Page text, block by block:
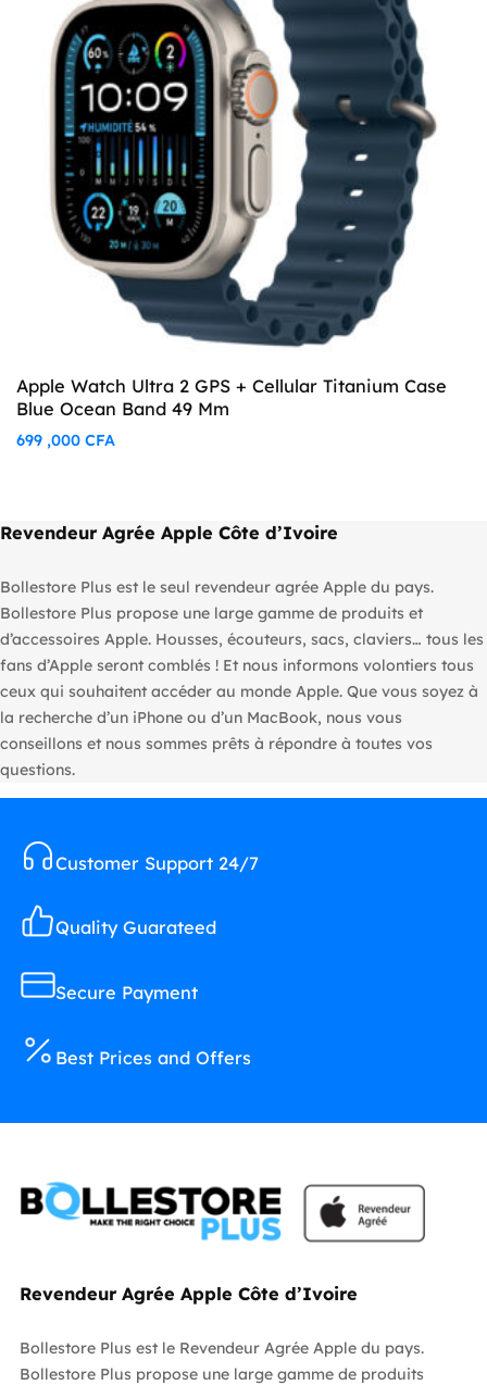
Apple Watch Ultra 2 GPS + Cellular Titanium Case
Blue Ocean Band 49 Mm
699 ,000 CFA
Revendeur Agrée Apple Côte d’Ivoire
Bollestore Plus est le seul revendeur agrée Apple du pays.
Bollestore Plus propose une large gamme de produits et
d’accessoires Apple. Housses, écouteurs, sacs, claviers… tous les
fans d’Apple seront comblés ! Et nous informons volontiers tous
ceux qui souhaitent accéder au monde Apple. Que vous soyez à
la recherche d’un iPhone ou d’un MacBook, nous vous
conseillons et nous sommes prêts à répondre à toutes vos
questions.
Customer Support 24/7
Quality Guarateed
Secure Payment
Best Prices and Offers
Revendeur Agrée Apple Côte d’Ivoire
Bollestore Plus est le Revendeur Agrée Apple du pays.
Bollestore Plus propose une large gamme de produits